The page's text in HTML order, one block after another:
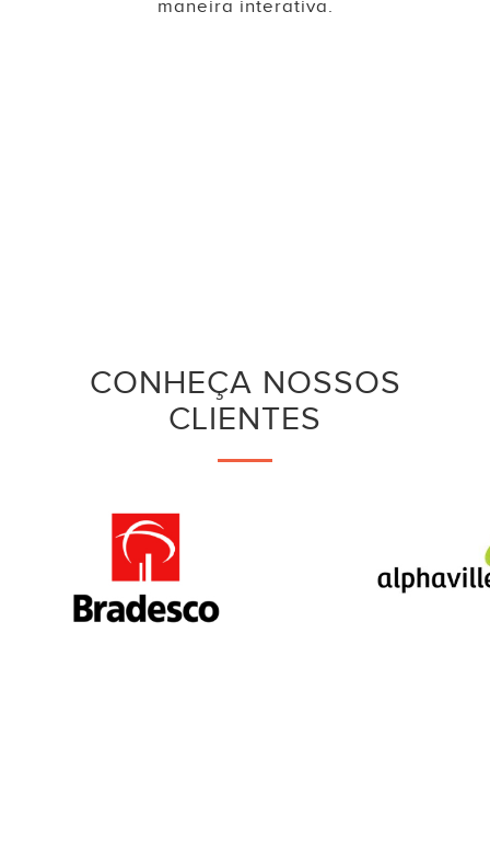
maneira interativa.
CONHEÇA NOSSOS
CLIENTES